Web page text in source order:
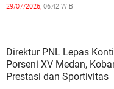
29/07/2026, 06:42 WIB
Direktur PNL Lepas
Porseni XV Medan,
Prestasi dan Sportivitas